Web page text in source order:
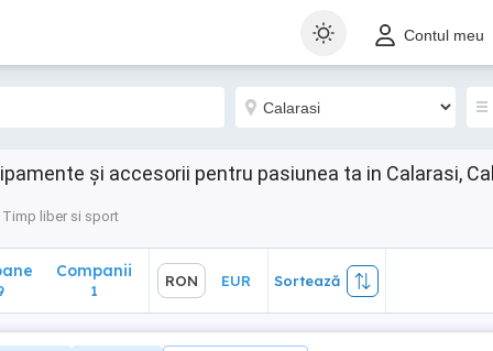
Contul meu
și accesorii pentru pasiunea ta in Calarasi,
Timp liber si sport
Sortează
Companii
1
RON EUR Sortează